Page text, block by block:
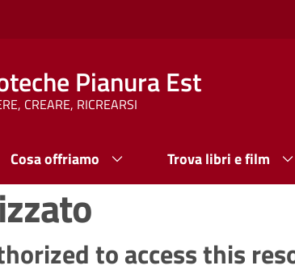
Pianura Est
CREARE, RICREARSI
Cosa offriamo Trova libri e film
to access this